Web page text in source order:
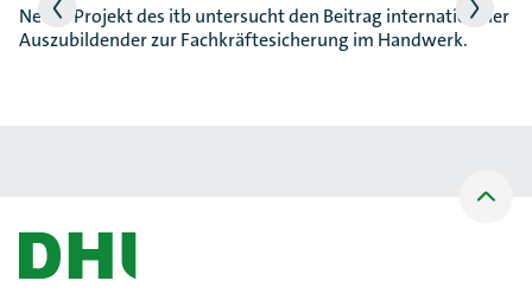
Neues Projekt des itb untersucht den Beitrag internationaler
Auszubildender zur Fachkräftesicherung im Handwerk.
oben